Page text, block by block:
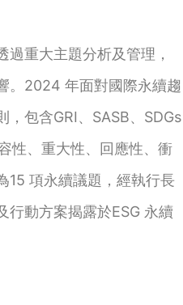
重大主題分析及管理，
。2024 年面對國際永續趨
，包含GRI、SASB、SDGs
性、重大性、回應性、衝
15 項永續議題，經執行長
行動方案揭露於ESG 永續